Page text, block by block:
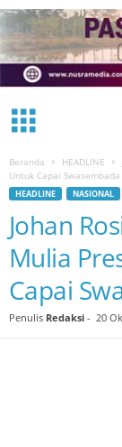
Beranda HEADLINE
Untuk Capai Swasembada
HEADLINE NASIONAL
Johan
Mulia
Capai
Penulis Redaksi - 20